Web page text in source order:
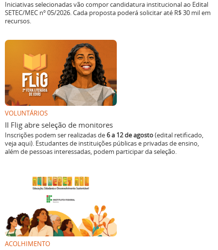
Iniciativas selecionadas vão compor candidatura institucional ao Edital
SETEC/MEC nº 05/2026. Cada proposta poderá solicitar até R$ 30 mil em
recursos.
VOLUNTÁRIOS
II Flig abre seleção de monitores
Inscrições podem ser realizadas de6 a 12 de agosto(edital retificado,
veja aqui). Estudantes de instituições públicas e privadas de ensino,
além de pessoas interessadas, podem participar da seleção.
ACOLHIMENTO